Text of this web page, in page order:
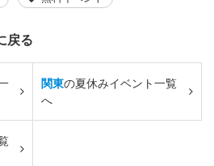
戻る
関東の夏休みイベント一覧
へ